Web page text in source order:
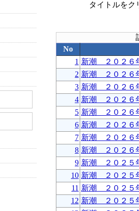
タイトルをク
No
1 新潮 ２０２６
2 新潮 ２０２６
3 新潮 ２０２６
4 新潮 ２０２６
5 新潮 ２０２６
6 新潮 ２０２６
7 新潮 ２０２６
8 新潮 ２０２６
9 新潮 ２０２５
10 新潮 ２０２５
11 新潮 ２０２５
12 新潮 ２０２５